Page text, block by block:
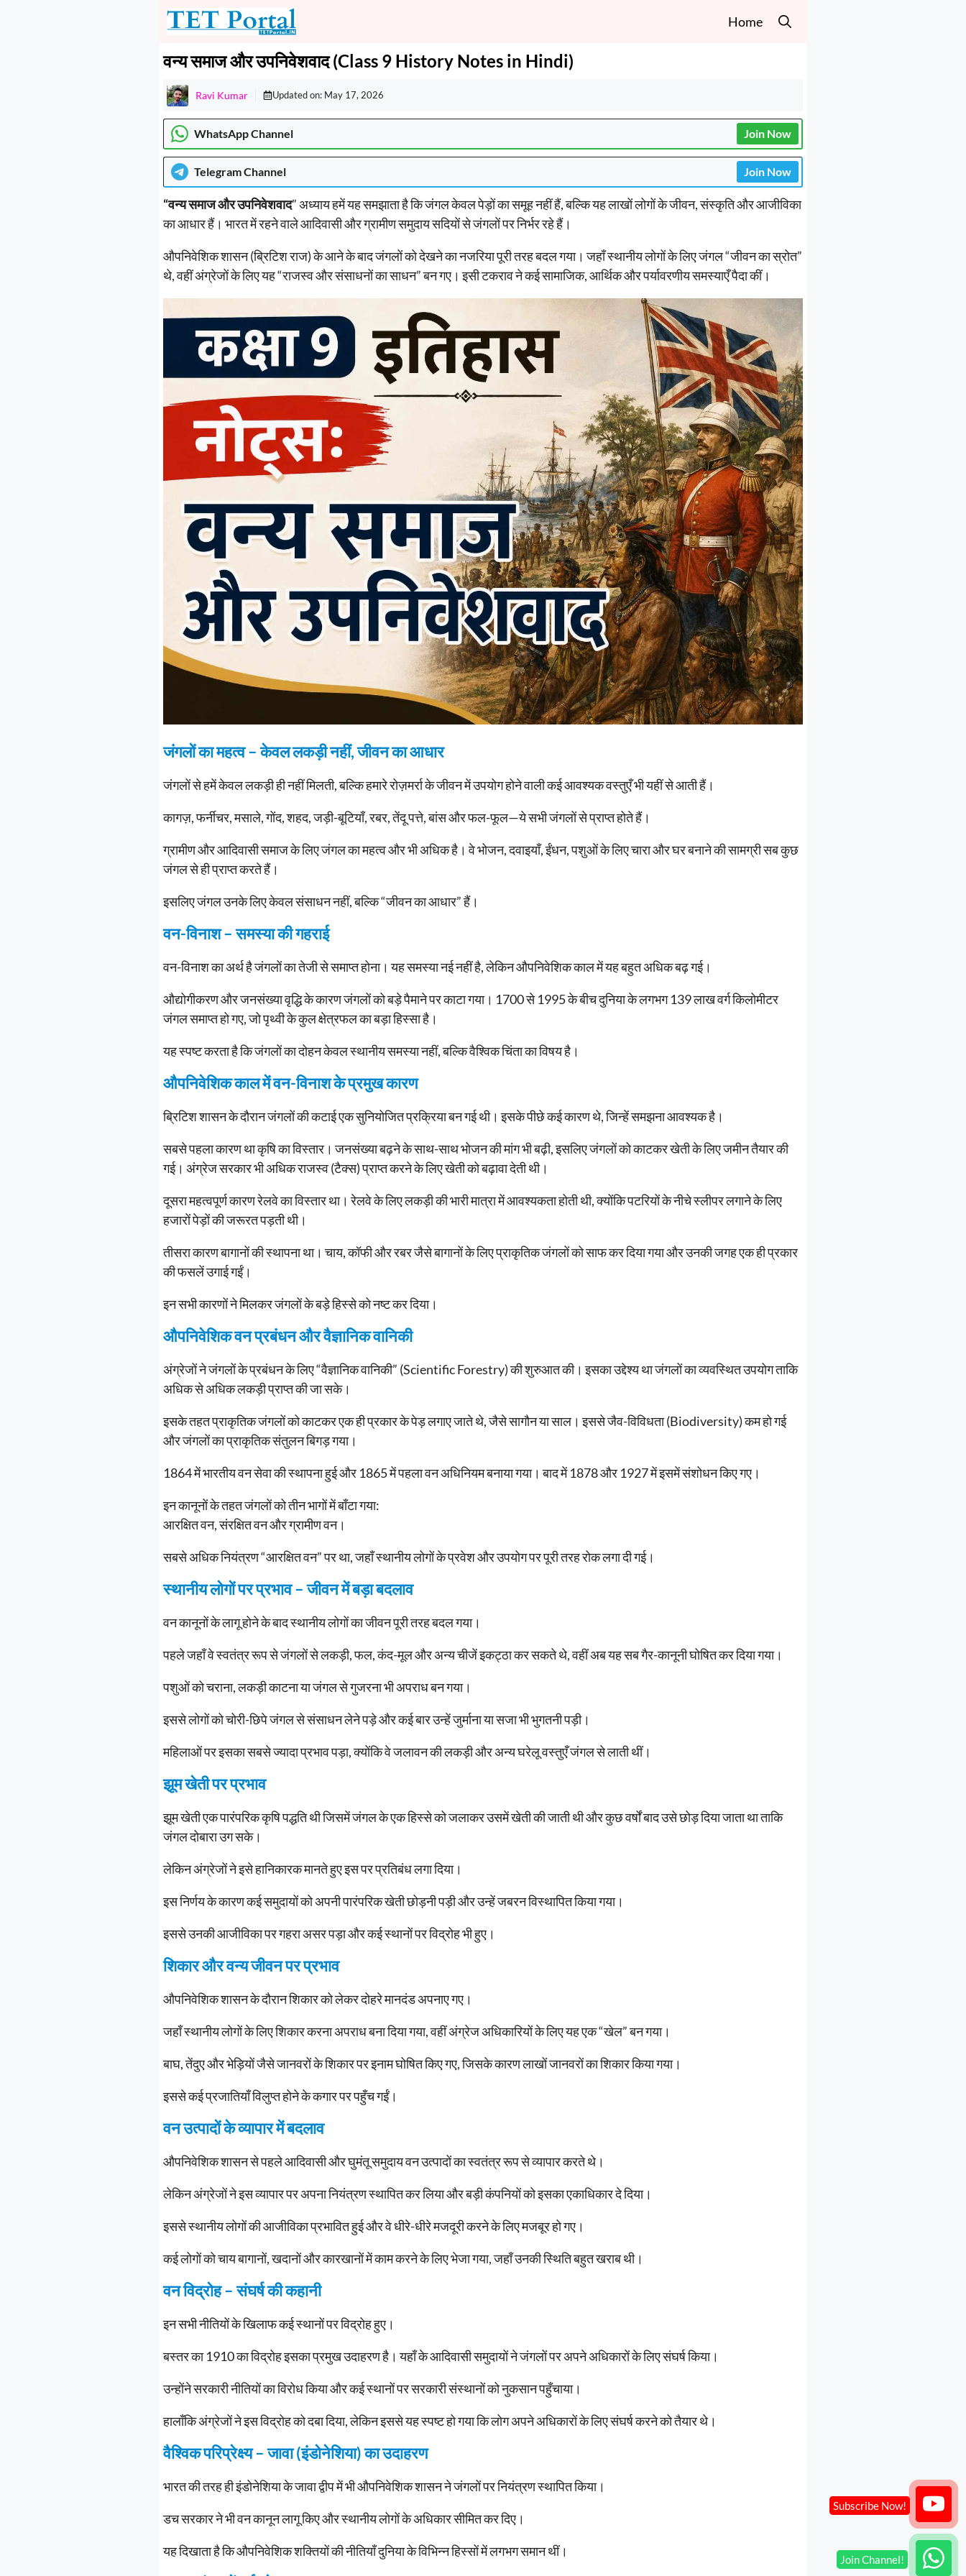
Home
वन्य समाज और उपनिवेशवाद (Class 9 History Notes in Hindi)
Ravi Kumar Updated on: May 17, 2026
WhatsApp Channel Join Now
TelegramChannel Join Now
“वन्य समाज और उपनिवेशवाद” अध्याय हमें यह समझाता है कि जंगल केवल पेड़ों का समूह नहीं हैं, बल्कि यह लाखों लोगों के जीवन, संस्कृति और आजीविका
का आधार हैं। भारत में रहने वाले आदिवासी और ग्रामीण समुदाय सदियों से जंगलों पर निर्भर रहे हैं।
औपनिवेशिक शासन (ब्रिटिश राज) के आने के बाद जंगलों को देखने का नजरिया पूरी तरह बदल गया। जहाँ स्थानीय लोगों के लिए जंगल “जीवन का स्रोत”
थे, वहीं अंग्रेजों के लिए यह “राजस्व और संसाधनों का साधन” बन गए। इसी टकराव ने कई सामाजिक, आर्थिक और पर्यावरणीय समस्याएँ पैदा कीं।
जंगलों का महत्व – केवल लकड़ी नहीं, जीवन का आधार
जंगलों से हमें केवल लकड़ी ही नहीं मिलती, बल्कि हमारे रोज़मर्रा के जीवन में उपयोग होने वाली कई आवश्यक वस्तुएँ भी यहीं से आती हैं।
कागज़, फर्नीचर, मसाले, गोंद, शहद, जड़ी-बूटियाँ, रबर, तेंदू पत्ते, बांस और फल-फूल—ये सभी जंगलों से प्राप्त होते हैं।
ग्रामीण और आदिवासी समाज के लिए जंगल का महत्व और भी अधिक है। वे भोजन, दवाइयाँ, ईंधन, पशुओं के लिए चारा और घर बनाने की सामग्री सब कुछ
जंगल से ही प्राप्त करते हैं।
इसलिए जंगल उनके लिए केवल संसाधन नहीं, बल्कि “जीवन का आधार” हैं।
वन-विनाश – समस्या की गहराई
वन-विनाश का अर्थ है जंगलों का तेजी से समाप्त होना। यह समस्या नई नहीं है, लेकिन औपनिवेशिक काल में यह बहुत अधिक बढ़ गई।
औद्योगीकरण और जनसंख्या वृद्धि के कारण जंगलों को बड़े पैमाने पर काटा गया। 1700 से 1995 के बीच दुनिया के लगभग 139 लाख वर्ग किलोमीटर
जंगल समाप्त हो गए, जो पृथ्वी के कुल क्षेत्रफल का बड़ा हिस्सा है।
यह स्पष्ट करता है कि जंगलों का दोहन केवल स्थानीय समस्या नहीं, बल्कि वैश्विक चिंता का विषय है।
औपनिवेशिक काल में वन-विनाश के प्रमुख कारण
ब्रिटिश शासन के दौरान जंगलों की कटाई एक सुनियोजित प्रक्रिया बन गई थी। इसके पीछे कई कारण थे, जिन्हें समझना आवश्यक है।
सबसे पहला कारण था कृषि का विस्तार। जनसंख्या बढ़ने के साथ-साथ भोजन की मांग भी बढ़ी, इसलिए जंगलों को काटकर खेती के लिए जमीन तैयार की
गई। अंग्रेज सरकार भी अधिक राजस्व (टैक्स) प्राप्त करने के लिए खेती को बढ़ावा देती थी।
दूसरा महत्वपूर्ण कारण रेलवे का विस्तार था। रेलवे के लिए लकड़ी की भारी मात्रा में आवश्यकता होती थी, क्योंकि पटरियों के नीचे स्लीपर लगाने के लिए
हजारों पेड़ों की जरूरत पड़ती थी।
तीसरा कारण बागानों की स्थापना था। चाय, कॉफी और रबर जैसे बागानों के लिए प्राकृतिक जंगलों को साफ कर दिया गया और उनकी जगह एक ही प्रकार
की फसलें उगाई गईं।
इन सभी कारणों ने मिलकर जंगलों के बड़े हिस्से को नष्ट कर दिया।
औपनिवेशिक वन प्रबंधन और वैज्ञानिक वानिकी
अंग्रेजों ने जंगलों के प्रबंधन के लिए “वैज्ञानिक वानिकी” (Scientific Forestry) की शुरुआत की। इसका उद्देश्य था जंगलों का व्यवस्थित उपयोग ताकि
अधिक से अधिक लकड़ी प्राप्त की जा सके।
इसके तहत प्राकृतिक जंगलों को काटकर एक ही प्रकार के पेड़ लगाए जाते थे, जैसे सागौन या साल। इससे जैव-विविधता (Biodiversity) कम हो गई
और जंगलों का प्राकृतिक संतुलन बिगड़ गया।
1864 में भारतीय वन सेवा की स्थापना हुई और 1865 में पहला वन अधिनियम बनाया गया। बाद में 1878 और 1927 में इसमें संशोधन किए गए।
इन कानूनों के तहत जंगलों को तीन भागों में बाँटा गया:
आरक्षित वन, संरक्षित वन और ग्रामीण वन।
सबसे अधिक नियंत्रण “आरक्षित वन” पर था, जहाँ स्थानीय लोगों के प्रवेश और उपयोग पर पूरी तरह रोक लगा दी गई।
स्थानीय लोगों पर प्रभाव – जीवन में बड़ा बदलाव
वन कानूनों के लागू होने के बाद स्थानीय लोगों का जीवन पूरी तरह बदल गया।
पहले जहाँ वे स्वतंत्र रूप से जंगलों से लकड़ी, फल, कंद-मूल और अन्य चीजें इकट्ठा कर सकते थे, वहीं अब यह सब गैर-कानूनी घोषित कर दिया गया।
पशुओं को चराना, लकड़ी काटना या जंगल से गुजरना भी अपराध बन गया।
इससे लोगों को चोरी-छिपे जंगल से संसाधन लेने पड़े और कई बार उन्हें जुर्माना या सजा भी भुगतनी पड़ी।
महिलाओं पर इसका सबसे ज्यादा प्रभाव पड़ा, क्योंकि वे जलावन की लकड़ी और अन्य घरेलू वस्तुएँ जंगल से लाती थीं।
झूम खेती पर प्रभाव
झूम खेती एक पारंपरिक कृषि पद्धति थी जिसमें जंगल के एक हिस्से को जलाकर उसमें खेती की जाती थी और कुछ वर्षों बाद उसे छोड़ दिया जाता था ताकि
जंगल दोबारा उग सके।
लेकिन अंग्रेजों ने इसे हानिकारक मानते हुए इस पर प्रतिबंध लगा दिया।
इस निर्णय के कारण कई समुदायों को अपनी पारंपरिक खेती छोड़नी पड़ी और उन्हें जबरन विस्थापित किया गया।
इससे उनकी आजीविका पर गहरा असर पड़ा और कई स्थानों पर विद्रोह भी हुए।
शिकार और वन्य जीवन पर प्रभाव
औपनिवेशिक शासन के दौरान शिकार को लेकर दोहरे मानदंड अपनाए गए।
जहाँ स्थानीय लोगों के लिए शिकार करना अपराध बना दिया गया, वहीं अंग्रेज अधिकारियों के लिए यह एक “खेल” बन गया।
बाघ, तेंदुए और भेड़ियों जैसे जानवरों के शिकार पर इनाम घोषित किए गए, जिसके कारण लाखों जानवरों का शिकार किया गया।
इससे कई प्रजातियाँ विलुप्त होने के कगार पर पहुँच गईं।
वन उत्पादों के व्यापार में बदलाव
औपनिवेशिक शासन से पहले आदिवासी और घुमंतू समुदाय वन उत्पादों का स्वतंत्र रूप से व्यापार करते थे।
लेकिन अंग्रेजों ने इस व्यापार पर अपना नियंत्रण स्थापित कर लिया और बड़ी कंपनियों को इसका एकाधिकार दे दिया।
इससे स्थानीय लोगों की आजीविका प्रभावित हुई और वे धीरे-धीरे मजदूरी करने के लिए मजबूर हो गए।
कई लोगों को चाय बागानों, खदानों और कारखानों में काम करने के लिए भेजा गया, जहाँ उनकी स्थिति बहुत खराब थी।
वन विद्रोह – संघर्ष की कहानी
इन सभी नीतियों के खिलाफ कई स्थानों पर विद्रोह हुए।
बस्तर का 1910 का विद्रोह इसका प्रमुख उदाहरण है। यहाँ के आदिवासी समुदायों ने जंगलों पर अपने अधिकारों के लिए संघर्ष किया।
उन्होंने सरकारी नीतियों का विरोध किया और कई स्थानों पर सरकारी संस्थानों को नुकसान पहुँचाया।
हालाँकि अंग्रेजों ने इस विद्रोह को दबा दिया, लेकिन इससे यह स्पष्ट हो गया कि लोग अपने अधिकारों के लिए संघर्ष करने को तैयार थे।
वैश्विक परिप्रेक्ष्य – जावा (इंडोनेशिया) का उदाहरण
भारत की तरह ही इंडोनेशिया के जावा द्वीप में भी औपनिवेशिक शासन ने जंगलों पर नियंत्रण स्थापित किया।
डच सरकार ने भी वन कानून लागू किए और स्थानीय लोगों के अधिकार सीमित कर दिए।
यह दिखाता है कि औपनिवेशिक शक्तियों की नीतियाँ दुनिया के विभिन्न हिस्सों में लगभग समान थीं।